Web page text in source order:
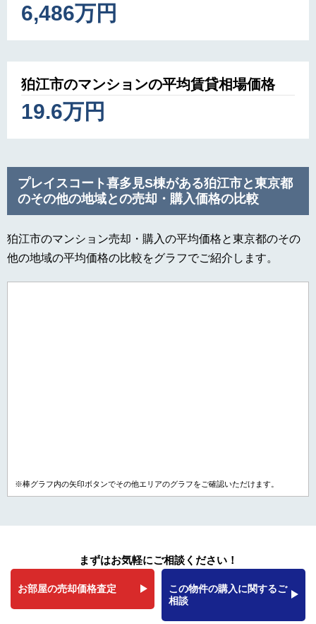
6,486万円
狛江市のマンションの平均賃貸相場価格
19.6万円
プレイスコート喜多見S棟がある狛江市と東京都
のその他の地域との売却・購入価格の比較
狛江市のマンション売却・購入の平均価格と東京都のその
他の地域の平均価格の比較をグラフでご紹介します。
※棒グラフ内の矢印ボタンでその他エリアのグラフをご確認いただけます。
まずはお気軽にご相談ください！
お部屋の売却価格査定
この物件の購入に関するご
相談